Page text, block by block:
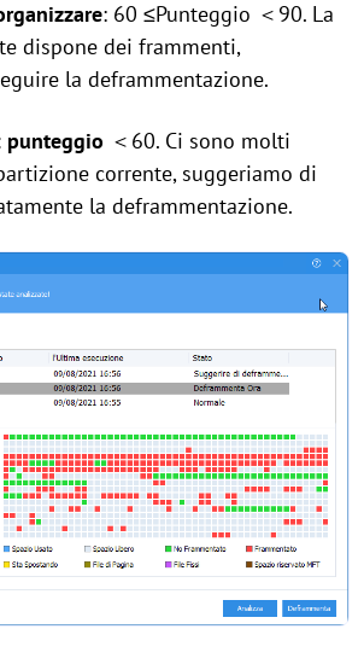
: 60 ≤Punteggio ＜90. La
dispone dei frammenti,
la deframmentazione.
punteggio ＜60. Ci sono molti
corrente, suggeriamo di
la deframmentazione.